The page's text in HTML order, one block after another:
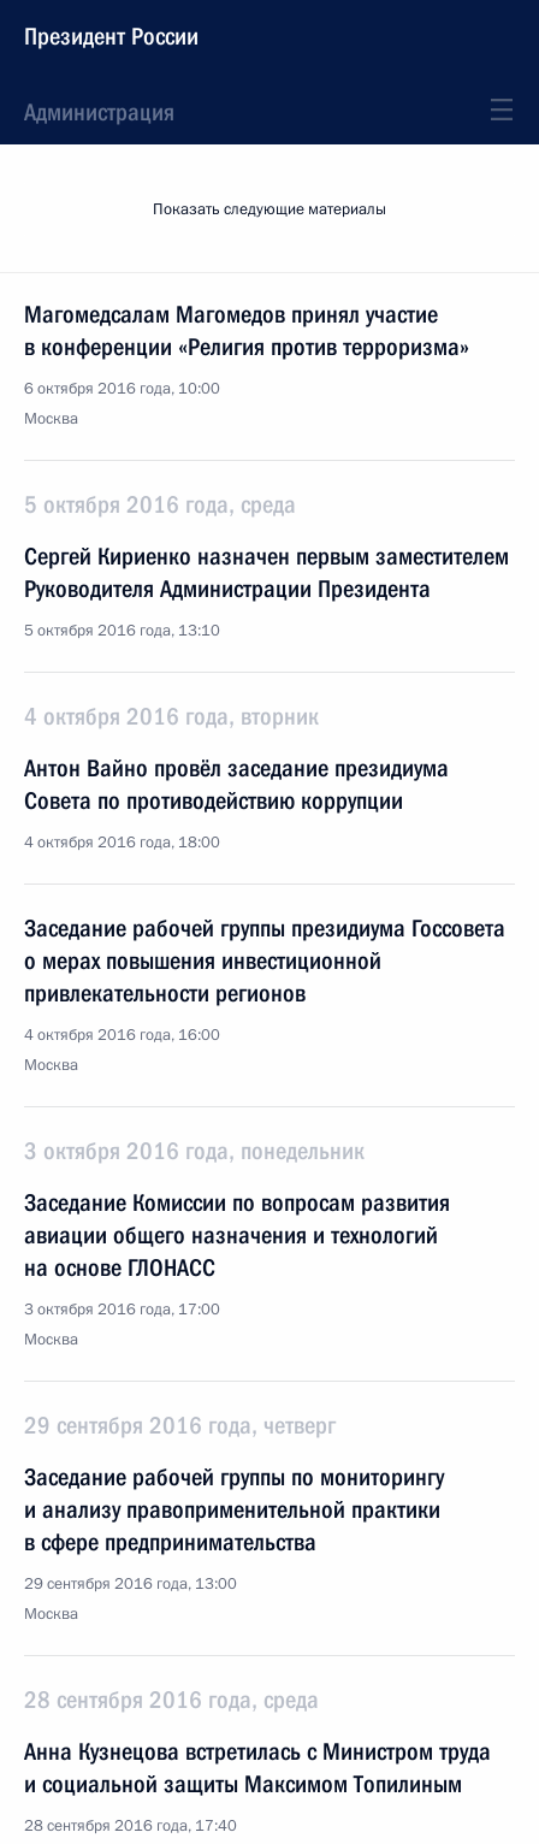
Президент России
Администрация
Показать следующие материалы
Магомедсалам Магомедов принял участие
в конференции «Религия против терроризма»
6 октября 2016 года, 10:00
Москва
5 октября 2016 года, среда
Сергей Кириенко назначен первым заместителем
Руководителя Администрации Президента
5 октября 2016 года, 13:10
4 октября 2016 года, вторник
Антон Вайно провёл заседание президиума
Совета по противодействию коррупции
4 октября 2016 года, 18:00
Заседание рабочей группы президиума Госсовета
о мерах повышения инвестиционной
привлекательности регионов
4 октября 2016 года, 16:00
Москва
3 октября 2016 года, понедельник
Заседание Комиссии по вопросам развития
авиации общего назначения и технологий
на основе ГЛОНАСС
3 октября 2016 года, 17:00
Москва
29 сентября 2016 года, четверг
Заседание рабочей группы по мониторингу
и анализу правоприменительной практики
в сфере предпринимательства
29 сентября 2016 года, 13:00
Москва
28 сентября 2016 года, среда
Анна Кузнецова встретилась с Министром труда
и социальной защиты Максимом Топилиным
28 сентября 2016 года, 17:40